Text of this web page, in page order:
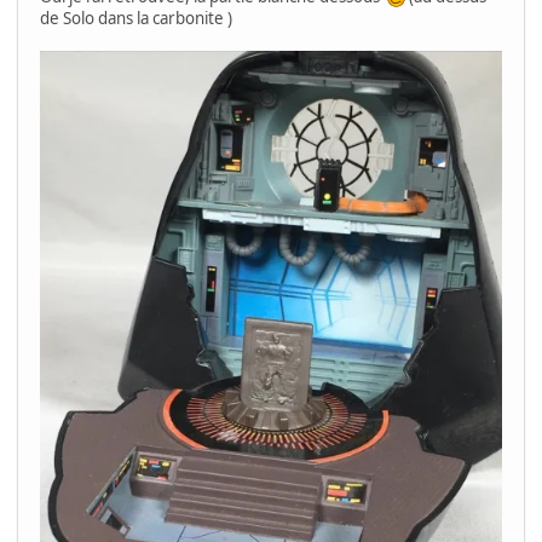
de Solo dans la carbonite )